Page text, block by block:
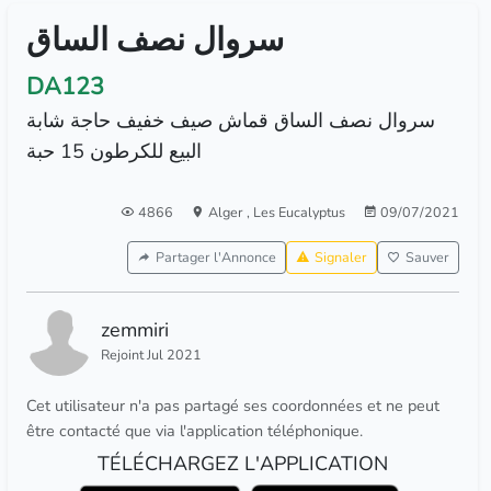
سروال نصف الساق
DA123
سروال نصف الساق قماش صيف خفيف حاجة شابة
البيع للكرطون 15 حبة
4866 Alger, Les Eucalyptus 09/07/2021
Partager l'Annonce Signaler Sauver
zemmiri
Rejoint Jul 2021
Cet utilisateur n'a pas partagé ses coordonnées et ne peut
être contacté que via l'application téléphonique.
TÉLÉCHARGEZ L'APPLICATION